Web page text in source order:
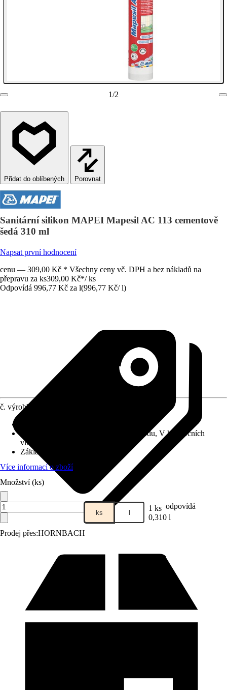
1/2
Porovnat
Sanitární silikon MAPEI Mapesil AC 113 cementově
šedá 310 ml
Napsat první hodnocení
cenu — 309,00 Kč * Všechny ceny vč. DPH a bez nákladů na
přepravu za ks309,00 Kč*/ ks
Odpovídá 996,77 Kč za l(996,77 Kč/ l)
Prodej přes:HORNBACH
č. výrobku
Interiér, Exteriér, Pod vodu, V komerčních
vlhkých prostorech
Základní barva
Více informací o zboží
Množství (ks)
ks l 1 ks odpovídá
0,310 l